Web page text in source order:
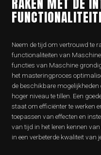
Neem de tijd om vertrouwd te
functionaliteiten van
functies van Maschine
het masteringproces
de beschikbare
hoger niveau te tillen. Een
staat om efficiënter te werken
toepassen van effecten en
van tijd in het leren kennen
in een verbeterde kwaliteit van